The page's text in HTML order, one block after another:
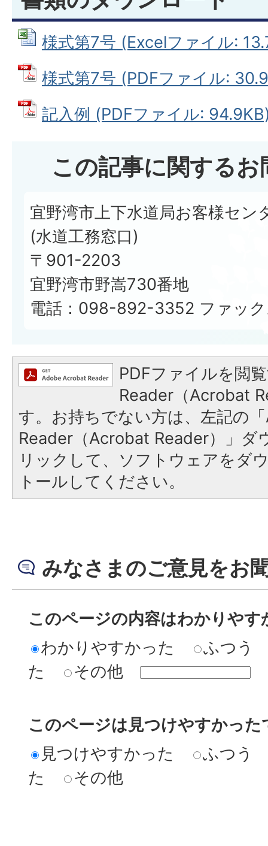
様式第7号 (Excelファイル:
様式第7号 (PDFファイル:
記入例 (PDFファイル:
この記事に関する
宜野湾市上下水道局お客様セン
(水道工務窓口)
〒901-2203
宜野湾市野嵩730番地
電話：098-892-3352 ファッ
PDFファイルを閲
Reader（Acrobat
す。お持ちでない方は、左記の
Reader（Acrobat Reader）」ダ
リックして、ソフトウェアをダ
トールしてください。
みなさまのご意見をお
このページの内容はわかりやす
わかりやすかった
ふつう
た
その他
このページは見つけやすかった
見つけやすかった
ふつう
た
その他